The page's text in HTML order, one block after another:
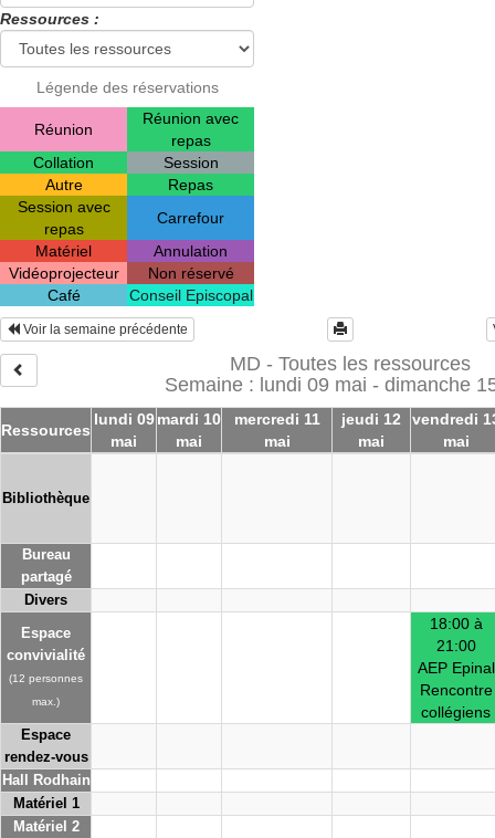
Ressources :
Légende des réservations
Réunion
Réunion avec
repas
Collation
Session
Autre
Repas
Session avec
repas
Carrefour
Matériel
Annulation
Vidéoprojecteur
Non réservé
Café
Conseil Episcopal
Voir la semaine précédente
MD - Toutes les ressources
Semaine : lundi 09 mai - dimanche
Ressources
lundi 09
mai
mardi 10
mai
mercredi 11
mai
jeudi 12
mai
vendredi
mai
Bibliothèque
Bureau
partagé
Divers
Espace
convivialité
(12 personnes
max.)
18:00 à
21:00
AEP Epinal
Rencontre
collégiens
Espace
rendez-vous
Hall Rodhain
Matériel 1
Matériel 2